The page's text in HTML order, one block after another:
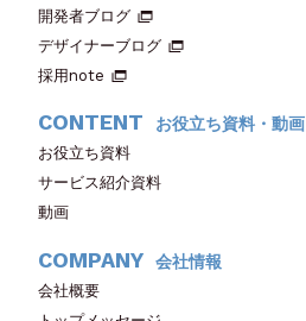
開発者ブログ
デザイナーブログ
採用note
CONTENT お役立ち資料・動画
お役立ち資料
サービス紹介資料
動画
COMPANY 会社情報
会社概要